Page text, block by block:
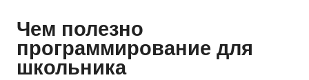
Чем полезно
программирование для
школьника